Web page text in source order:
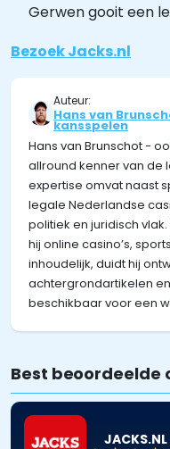
Gerwen gooit een
Bezoek Jacks.nl
Auteur:
Hans van
kansspelen
Hans van Brunschot -
allround kenner van de
expertise omvat naast
legale Nederlandse
politiek en juridisch
hij online casino’s,
inhoudelijk, duidt hij
achtergrondartikelen
beschikbaar voor een
Best beoordeelde
JACKS.NL